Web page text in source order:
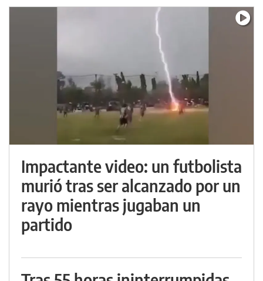
Impactante video: un futbolista
murió tras ser alcanzado por un
rayo mientras jugaban un
partido